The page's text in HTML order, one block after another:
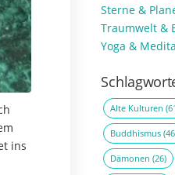
ins
Sterne &
Traumwelt &
Yoga &
Alte Kulturen
Buddhismus
Dämonen (26)